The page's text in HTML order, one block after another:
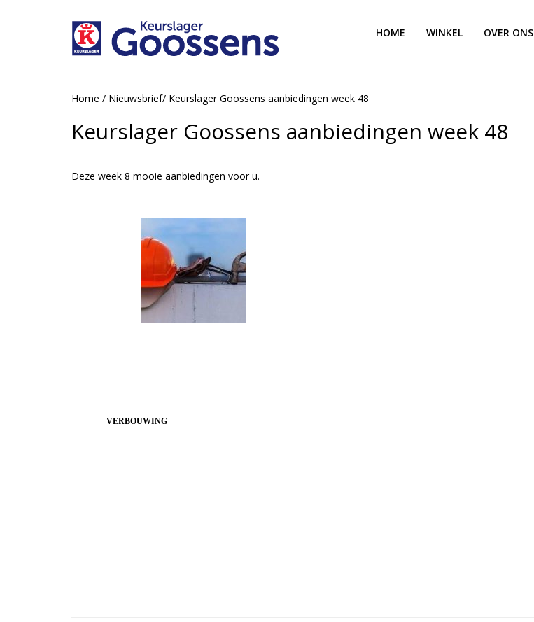
HOME WINKEL OVER ONS
Home / Nieuwsbrief/ Keurslager Goossens aanbiedingen week 48
Keurslager Goossens aanbiedingen week 48
Deze week 8 mooie aanbiedingen voor u.
VERBOUWING